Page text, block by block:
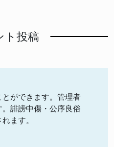
ト投稿
ができます。管理者
誹謗中傷・公序良俗
ます。